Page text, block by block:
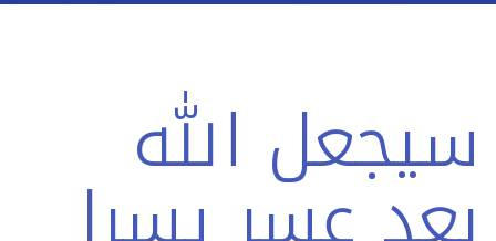
سيجعل الله